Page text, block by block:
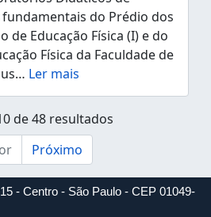
fundamentais do Prédio dos
de Educação Física (I) e do
Física da Faculdade de
… Ler mais
de 48 resultados
Próximo
- Centro - São Paulo - CEP 01049-